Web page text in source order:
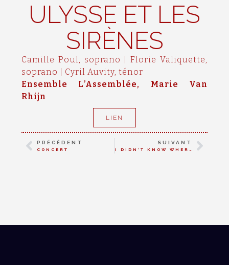
ULYSSE ET LES
SIRÈNES
Camille Poul, soprano | Florie Valiquette,
soprano | Cyril Auvity, ténor
Ensemble L’Assemblée, Marie Van
Rhijn
LIEN
PRÉCÉDENT
CONCERT
SUIVANT
I DIDN’T KNOW WHERE TO PUT ALL MY TEARS / CURLEW RIVER